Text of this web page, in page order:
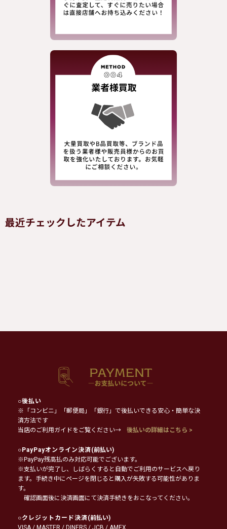
最近チェックしたアイテム
○後払い
※「コンビニ」「郵便局」「銀行」で後払いできる安心・簡単な決
済方法です
当店のご利用ガイドをご覧ください→
後払いの詳細はこちら >
○PayPayオンライン決済(前払い)
※PayPay残高払のみ対応可能でございます。
※支払いが完了し、しばらくすると自動でご利用のサービスへ戻り
ます。手続き中にページを閉じると購入が失敗する可能性がありま
す。
確認画面後に決済画面にて決済手続きをおこなってください。
○クレジットカード決済(前払い)
VISA / MASTER / DINERS / JCB / AMEX